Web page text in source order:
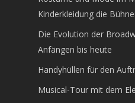
Kinderkleidung die
Die Evolution der
Anfängen bis heute
Handyhüllen für den
Musical-Tour mit dem